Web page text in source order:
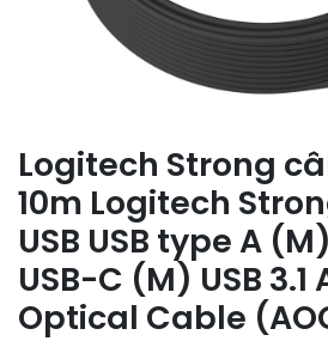
Logitech Strong
10m Logitech
USB USB type A
USB-C (M) USB 3.1
Optical Cable